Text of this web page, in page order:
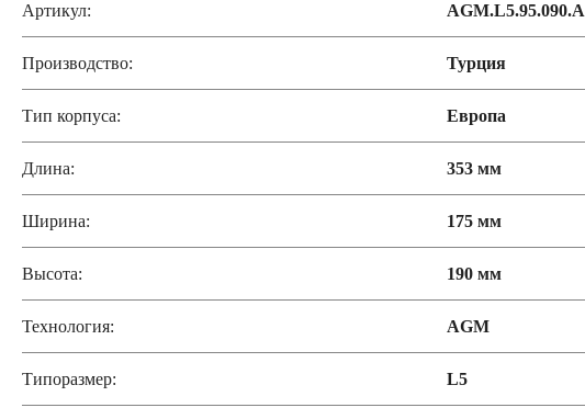
Артикул: AGM.L5.95.090.A
Производство: Турция
Тип корпуса: Европа
Длина: 353 мм
Ширина: 175 мм
Высота: 190 мм
Технология: AGM
Типоразмер: L5